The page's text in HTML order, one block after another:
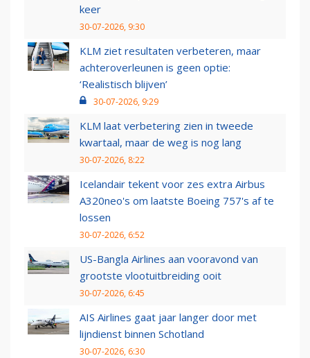
keer
30-07-2026, 9:30
KLM ziet resultaten verbeteren, maar
achteroverleunen is geen optie:
‘Realistisch blijven’
30-07-2026, 9:29
KLM laat verbetering zien in tweede
kwartaal, maar de weg is nog lang
30-07-2026, 8:22
Icelandair tekent voor zes extra Airbus
A320neo's om laatste Boeing 757's af te
lossen
30-07-2026, 6:52
US-Bangla Airlines aan vooravond van
grootste vlootuitbreiding ooit
30-07-2026, 6:45
AIS Airlines gaat jaar langer door met
lijndienst binnen Schotland
30-07-2026, 6:30